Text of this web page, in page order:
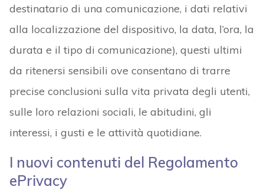
destinatario di una comunicazione, i dati relativi
alla localizzazione del dispositivo, la data, l’ora, la
durata e il tipo di comunicazione), questi ultimi
da ritenersi sensibili ove consentano di trarre
precise conclusioni sulla vita privata degli utenti,
sulle loro relazioni sociali, le abitudini, gli
interessi, i gusti e le attività quotidiane.
I nuovi contenuti del Regolamento
ePrivacy